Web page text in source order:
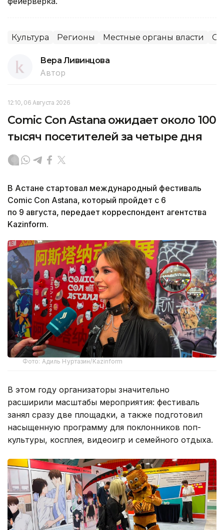
Культура Регионы Местные органы власти
Вера Ливинцова
Автор
12:10, 06 Августа 2026
Comic Con Astana ожидает около 100
тысяч посетителей за четыре дня
В Астане стартовал международный фестиваль
Comic Con Astana, который пройдет с 6
по 9 августа, передает корреспондент агентства
Kazinform.
Фото: Адиль Нуртазин/Kazinform
В этом году организаторы значительно
расширили масштабы мероприятия: фестиваль
занял сразу две площадки, а также подготовил
насыщенную программу для поклонников поп-
культуры, косплея, видеоигр и семейного отдыха.